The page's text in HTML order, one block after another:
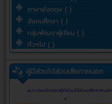
ภาษาอังกฤษ ( )
สังคมศึกษา ( )
กลุ่มพัฒนาผู้เรียน ( )
ทั่วๆไป ( )
ผู้มีส่วนได้ส่วนเสียภายนอก
แบบประเมินของผู้มีส่วนได้ส่วนเสียภายนอก
<